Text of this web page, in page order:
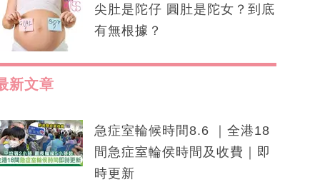
尖肚是陀仔 圓肚是陀女？到底
有無根據？
新文章
急症室輪候時間8.6 ｜全港18
間急症室輪侯時間及收費｜即
時更新